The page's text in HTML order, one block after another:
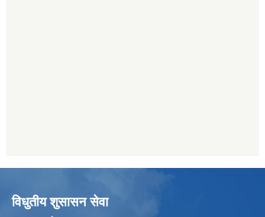
विधुतीय शुसासन सेवा